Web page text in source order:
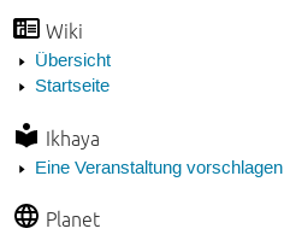
Wiki
Übersicht
Startseite
Ikhaya
Eine Veranstaltung vorschlagen
Planet